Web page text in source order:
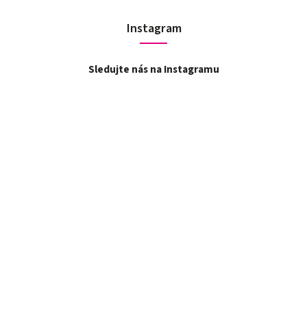
Instagram
Sledujte nás na Instagramu